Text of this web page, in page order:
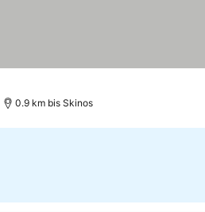
0.9 km bis Skinos